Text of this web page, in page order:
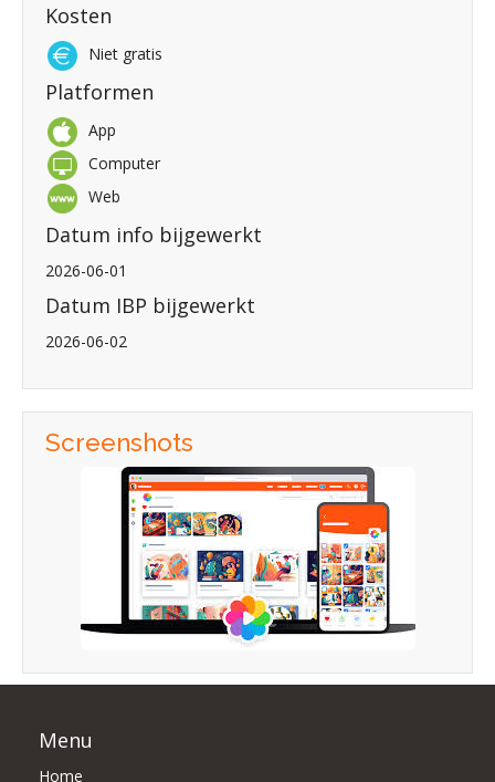
Kosten
Niet gratis
Platformen
App
Computer
Web
Datum info bijgewerkt
2026-06-01
Datum IBP bijgewerkt
2026-06-02
Screenshots
Menu
Home